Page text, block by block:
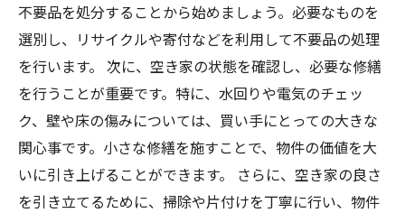
不要品を処分することから始めましょう。必要なものを
選別し、リサイクルや寄付などを利用して不要品の処理
を行います。 次に、空き家の状態を確認し、必要な修繕
を行うことが重要です。特に、水回りや電気のチェッ
ク、壁や床の傷みについては、買い手にとっての大きな
関心事です。小さな修繕を施すことで、物件の価値を大
いに引き上げることができます。 さらに、空き家の良さ
を引き立てるために、掃除や片付けを丁寧に行い、物件